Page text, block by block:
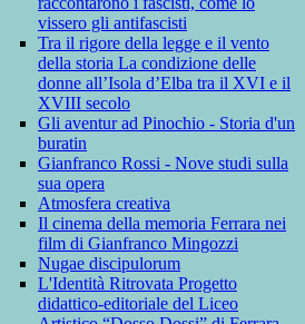
vissero gli antifascisti
Tra il rigore della legge e il vento
della storia La condizione delle
donne all’Isola d’Elba tra il XVI e il
XVIII secolo
Gli aventur ad Pinochio - Storia d'un
buratin
Gianfranco Rossi - Nove studi sulla
sua opera
Atmosfera creativa
Il cinema della memoria Ferrara nei
film di Gianfranco Mingozzi
Nugae discipulorum
L'Identità Ritrovata Progetto
didattico-editoriale del Liceo